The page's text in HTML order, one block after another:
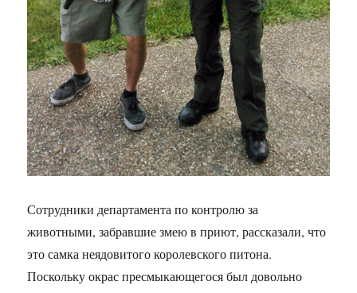
Сотрудники департамента по контролю за
животными, забравшие змею в приют, рассказали, что
это самка неядовитого королевского питона.
Поскольку окрас пресмыкающегося был довольно